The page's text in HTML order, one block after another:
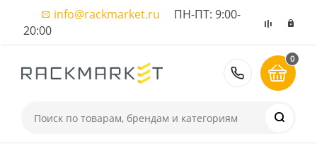
info@rackmarket.ru ПН-ПТ: 9:00-
20:00
8 (495)
0